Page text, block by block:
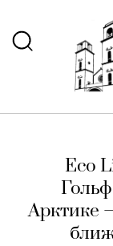
Eco
Арктике